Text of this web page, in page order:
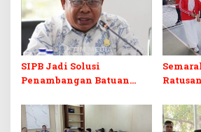
SIPB Jadi Solusi
Penambangan Batuan
di Sultra
Ikuti